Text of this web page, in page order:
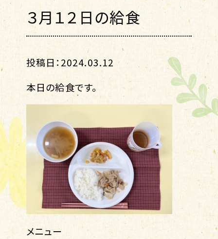
３月１２日の給食
投稿日：2024.03.12
本日の給食です。
メニュー